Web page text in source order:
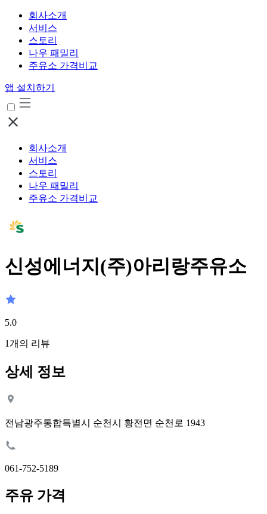
회사소개
서비스
스토리
나우 패밀리
주유소 가격비교
앱 설치하기
회사소개
서비스
스토리
나우 패밀리
주유소 가격비교
신성에너지(주)아리랑주유소
5.0
1개의 리뷰
상세 정보
전남광주통합특별시 순천시 황전면 순천로 1943
061-752-5189
주유 가격